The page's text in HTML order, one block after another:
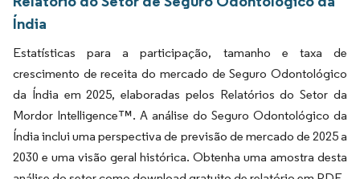
Índia
Estatísticas para a participação, tamanho e taxa de
crescimento de receita do mercado de Seguro Odontológico
da Índia em 2025, elaboradas pelos Relatórios do Setor da
Mordor Intelligence™. A análise do Seguro Odontológico da
Índia inclui uma perspectiva de previsão de mercado de 2025 a
2030 e uma visão geral histórica. Obtenha uma amostra desta